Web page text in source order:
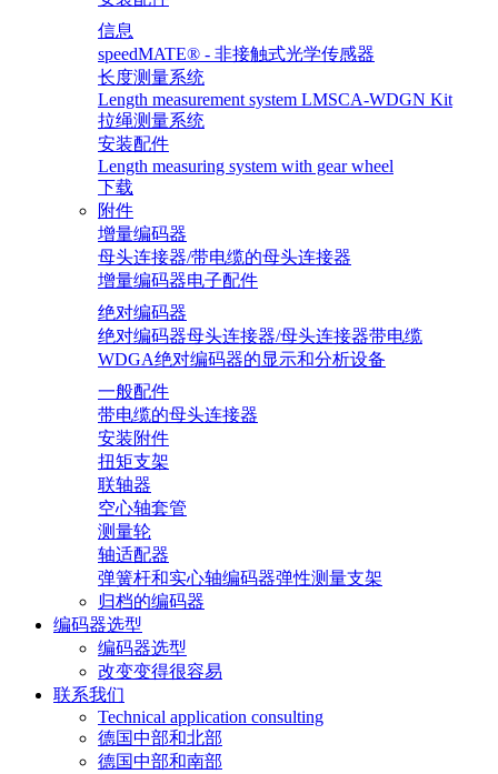
信息
speedMATE® - 非接触式光学传感器
长度测量系统
Length measurement system LMSCA-WDGN Kit
拉绳测量系统
安装配件
Length measuring system with gear wheel
下载
附件
增量编码器
母头连接器/带电缆的母头连接器
增量编码器电子配件
绝对编码器
绝对编码器母头连接器/母头连接器带电缆
WDGA绝对编码器的显示和分析设备
一般配件
带电缆的母头连接器
安装附件
扭矩支架
联轴器
空心轴套管
测量轮
轴适配器
弹簧杆和实心轴编码器弹性测量支架
归档的编码器
编码器选型
编码器选型
改变变得很容易
联系我们
Technical application consulting
德国中部和北部
德国中部和南部